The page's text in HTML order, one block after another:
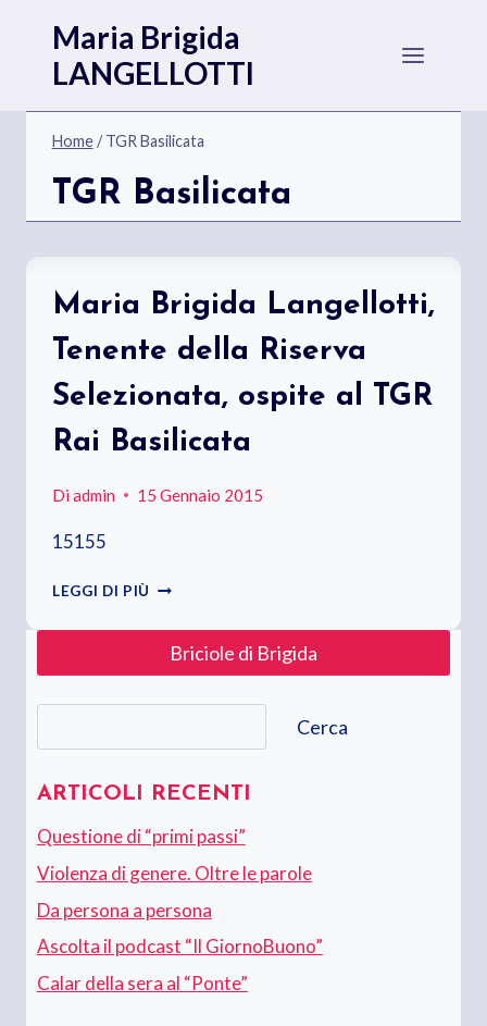
contenuto
Maria Brigida
LANGELLOTTI
Home/ TGR Basilicata
TGR Basilicata
Maria Brigida Langellotti,
Tenente della Riserva
Selezionata, ospite al TGR
Rai Basilicata
Di admin 15 Gennaio 2015
15155
LEGGI DI PIÙ MARIA
LANGELLOTTI,
TENENTE
DELLA
TGR
BASILICATA
Briciole di Brigida
Cerca
ARTICOLI RECENTI
Questione di “primi passi”
Violenza di genere. Oltre le parole
Da persona a persona
Ascolta il podcast “Il GiornoBuono”
Calar della sera al “Ponte”